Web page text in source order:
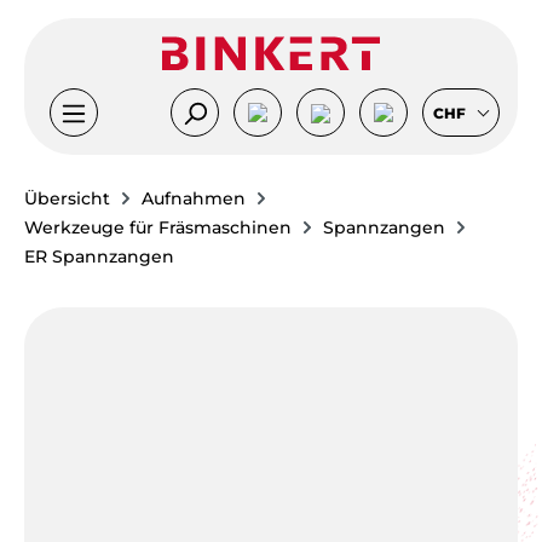
CHF
Übersicht
Aufnahmen
Werkzeuge für Fräsmaschinen
Spannzangen
ER Spannzangen